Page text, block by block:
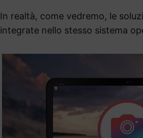
In realtà, come vedremo, le
integrate nello stesso sistema